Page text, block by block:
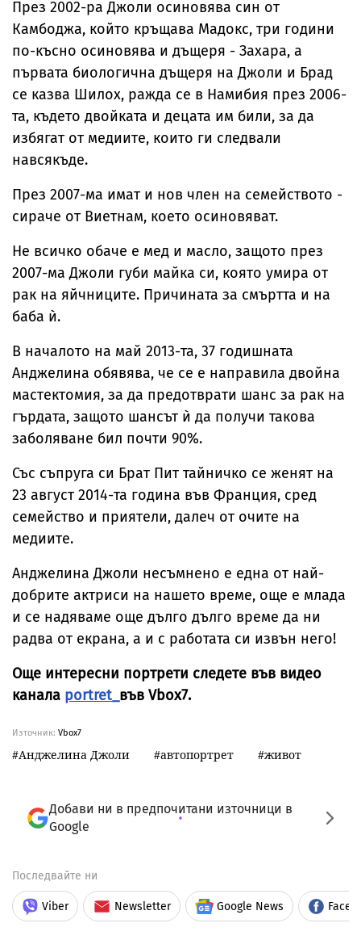
През 2002-ра Джоли осиновява син от
Камбоджа, който кръщава Мадокс, три години
по-късно осиновява и дъщеря - Захара, а
първата биологична дъщеря на Джоли и Брад
се казва Шилох, ражда се в Намибия през 2006-
та, където двойката и децата им били, за да
избягат от медиите, които ги следвали
навсякъде.
През 2007-ма имат и нов член на семейството -
сираче от Виетнам, което осиновяват.
Не всичко обаче е мед и масло, защото през
2007-ма Джоли губи майка си, която умира от
рак на яйчниците. Причината за смъртта и на
баба ѝ.
В началото на май 2013-та, 37 годишната
Анджелина обявява, че се е направила двойна
мастектомия, за да предотврати шанс за рак на
гърдата, защото шансът ѝ да получи такова
заболяване бил почти 90%.
Със съпруга си Брат Пит тайничко се женят на
23 август 2014-та година във Франция, сред
семейство и приятели, далеч от очите на
медиите.
Анджелина Джоли несъмнено е една от най-
добрите актриси на нашето време, още е млада
и се надяваме още дълго дълго време да ни
радва от екрана, а и с работата си извън него!
Още интересни портрети следете във видео
канала portret_ във Vbox7.
Източник: Vbox7
Анджелина Джоли автопортрет живот
Добави ни в предпочитани източници в
Google
Последвайте ни
Viber Newsletter Google News